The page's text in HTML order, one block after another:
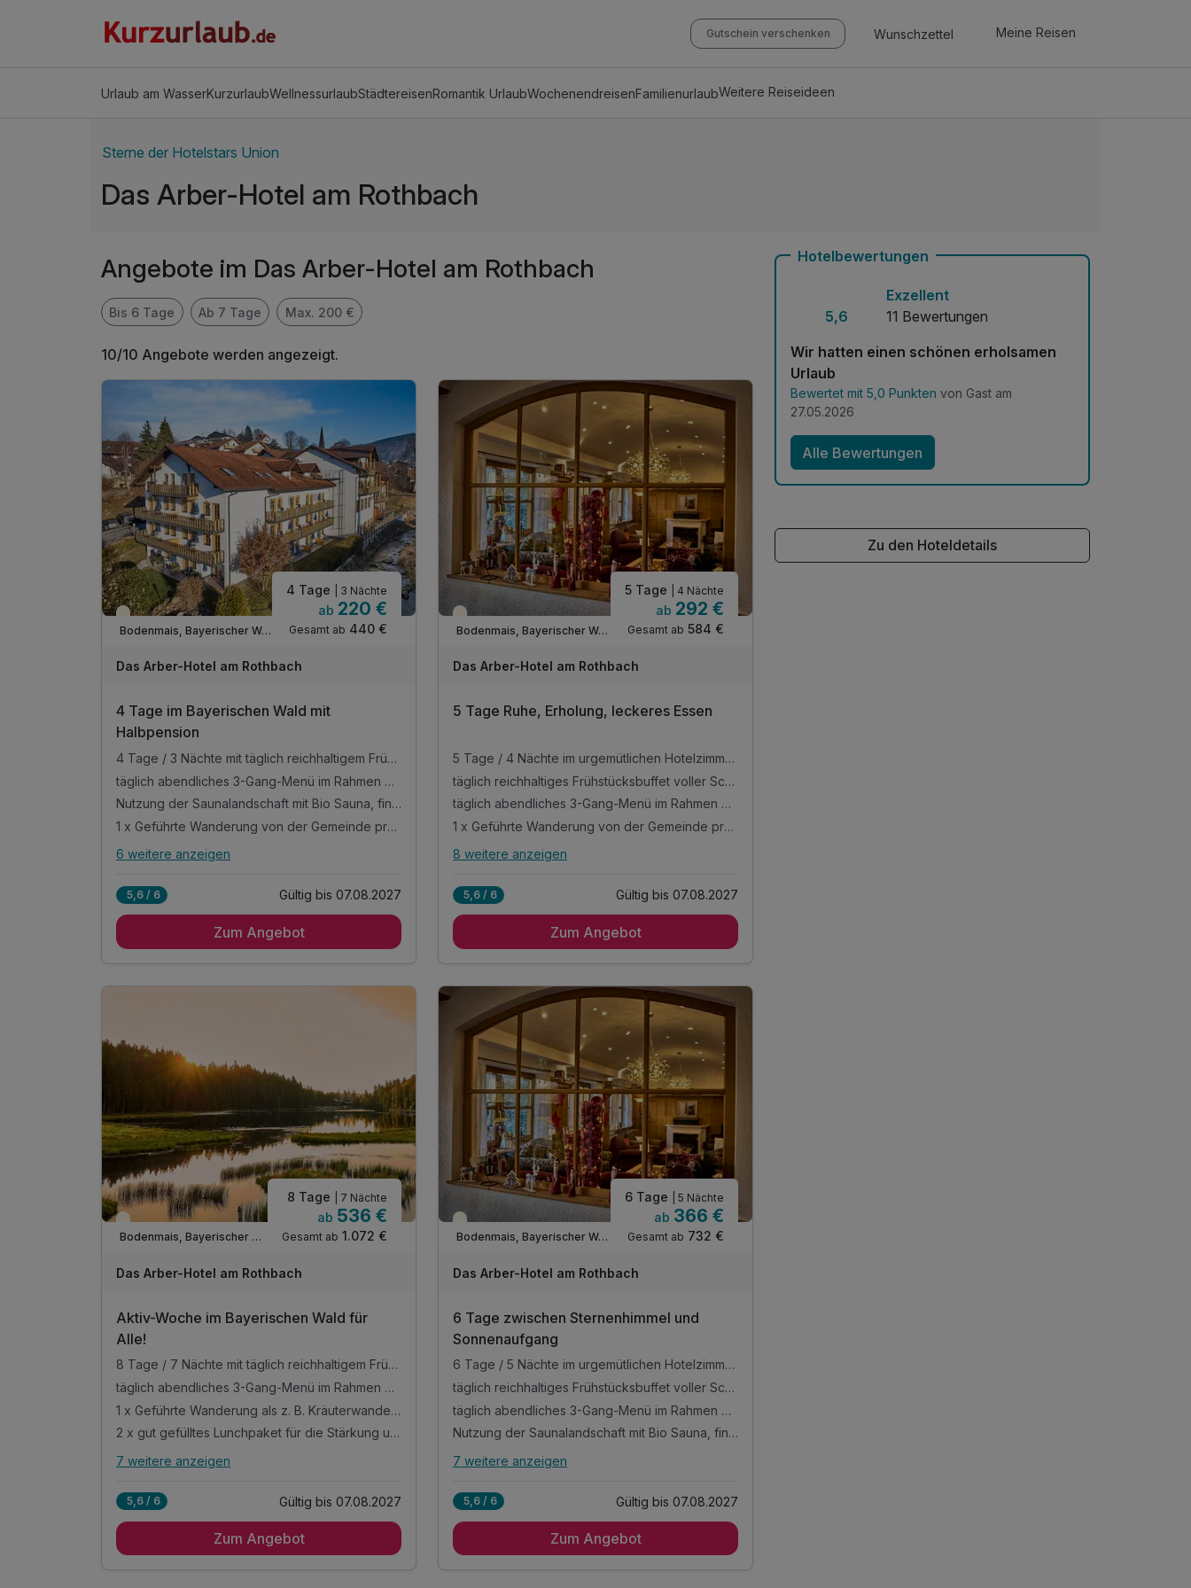
Gutschein verschenken Wunschzettel Meine Reisen
Urlaub am WasserKurzurlaubWellnessurlaubStädtereisenRomantik UrlaubWochenendreisenFamilienurlaubWeitere Reiseideen
Sterne der Hotelstars Union
Das Arber-Hotel am Rothbach
Angebote im Das Arber-Hotel am Rothbach
Bis 6 Tage Ab 7 Tage Max. 200 €
10/10 Angebote werden angezeigt.
Teilweise ausgelastet
Bodenmais, Bayerischer Wald
4 Tage | 3 Nächte
ab 220 €
Gesamt ab 440 €
Das Arber-Hotel am Rothbach
4 Tage im Bayerischen Wald mit
Halbpension
4 Tage / 3 Nächte mit täglich reichhaltigem Frühstücksbuffet voller Schmankerl und frischer Zutaten
täglich abendliches 3-Gang-Menü im Rahmen der Halbpension mit Salatbuffet
Nutzung der Saunalandschaft mit Bio Sauna, finnischer Sauna, Infrarotkabine und Ruheraum
1 x Geführte Wanderung von der Gemeinde pro Tag im Zuge Ihrer Gästekarte
Alle Inklusivleistungen
Frühstücksbuffet voller Schmankerl und frischer
Zutaten
der Halbpension mit Salatbuffet
1 x Geführte Wanderung von der Gemeinde pro
Tag im Zuge Ihrer Gästekarte
1 x Bodenmaiser Gästekarte mit Ermäßigungen
und Vorteilen an Ihrem Urlaubsort
Nutzung der öffentlichen Verkehrsmittel, sowie
kostenloser Transfer vom Bhf. Bodenmais
Persönliche Ausflugstipps und
Wanderempfehlungen vom Hotelteam
1 x Wanderkarte der Umgebung für ausgiebige
Entdeckungstouren
6 weitere anzeigen
5,6 / 6 Gültig bis 07.08.2027
Zum Angebot
Teilweise ausgelastet
Bodenmais, Bayerischer Wald
5 Tage | 4 Nächte
ab 292 €
Gesamt ab 584 €
Das Arber-Hotel am Rothbach
5 Tage Ruhe, Erholung, leckeres Essen
5 Tage / 4 Nächte im urgemütlichen Hotelzimmer mit Balkon oder Terrasse
täglich reichhaltiges Frühstücksbuffet voller Schmankerl und frischer Zutaten
täglich abendliches 3-Gang-Menü im Rahmen der Halbpension mit Salatbuffet
1 x Geführte Wanderung von der Gemeinde pro Tag im Zuge Ihrer Gästekarte
Alle Inklusivleistungen
mit Balkon oder Terrasse
täglich reichhaltiges Frühstücksbuffet voller
täglich abendliches 3-Gang-Menü im Rahmen
der Halbpension mit Salatbuffet
1 x Geführte Wanderung von der Gemeinde pro
Tag im Zuge Ihrer Gästekarte
1 x Bodenmaiser Gästekarte mit Ermäßigungen
und Vorteilen an Ihrem Urlaubsort
Nutzung der Saunalandschaft mit Bio Sauna,
finnischer Sauna, Infrarotkabine und Ruheraum
Nutzung der öffentlichen Verkehrsmittel, sowie
kostenloser Transfer vom Bhf. Bodenmais
1 x Wanderkarte der Umgebung für ausgiebige
Entdeckungstouren
1 x Info-Material und Stadtplan
Persönliche Ausflugstipps und
Aufenthaltes
WLAN-Nutzung
8 weitere anzeigen
5,6 / 6 Gültig bis 07.08.2027
Zum Angebot
Teilweise ausgelastet
Bodenmais, Bayerischer Wald
8 Tage | 7 Nächte
ab 536 €
Gesamt ab 1.072 €
Das Arber-Hotel am Rothbach
Aktiv-Woche im Bayerischen Wald für
Alle!
8 Tage / 7 Nächte mit täglich reichhaltigem Frühstücksbuffet voller Schmankerl und frischer Zutaten
täglich abendliches 3-Gang-Menü im Rahmen der Halbpension mit Salatbuffet
1 x Geführte Wanderung als z. B. Kräuterwanderung, Wanderung mit Hund uvm.
2 x gut gefülltes Lunchpaket für die Stärkung unterwegs
Alle Inklusivleistungen
Frühstücksbuffet voller Schmankerl und frischer
Zutaten
7 weitere anzeigen
5,6 / 6 Gültig bis 07.08.2027
Zum Angebot
Teilweise ausgelastet
Bodenmais, Bayerischer Wald
6 Tage | 5 Nächte
ab 366 €
Gesamt ab 732 €
Das Arber-Hotel am Rothbach
6 Tage zwischen Sternenhimmel und
Sonnenaufgang
6 Tage / 5 Nächte im urgemütlichen Hotelzimmer mit Balkon oder Terrasse
täglich reichhaltiges Frühstücksbuffet voller Schmankerl und frischer Zutaten
täglich abendliches 3-Gang-Menü im Rahmen der Halbpension mit Salatbuffet
Nutzung der Saunalandschaft mit Bio Sauna, finnischer Sauna, Infrarotkabine und Ruheraum
Alle Inklusivleistungen
mit Balkon oder Terrasse
täglich reichhaltiges Frühstücksbuffet voller
7 weitere anzeigen
5,6 / 6 Gültig bis 07.08.2027
Zum Angebot
Hotelbewertungen
5,6
Exzellent
11 Bewertungen
Wir hatten einen schönen erholsamen
Urlaub
Bewertet mit 5,0 Punkten von Gast am
27.05.2026
Alle Bewertungen
Zu den Hoteldetails